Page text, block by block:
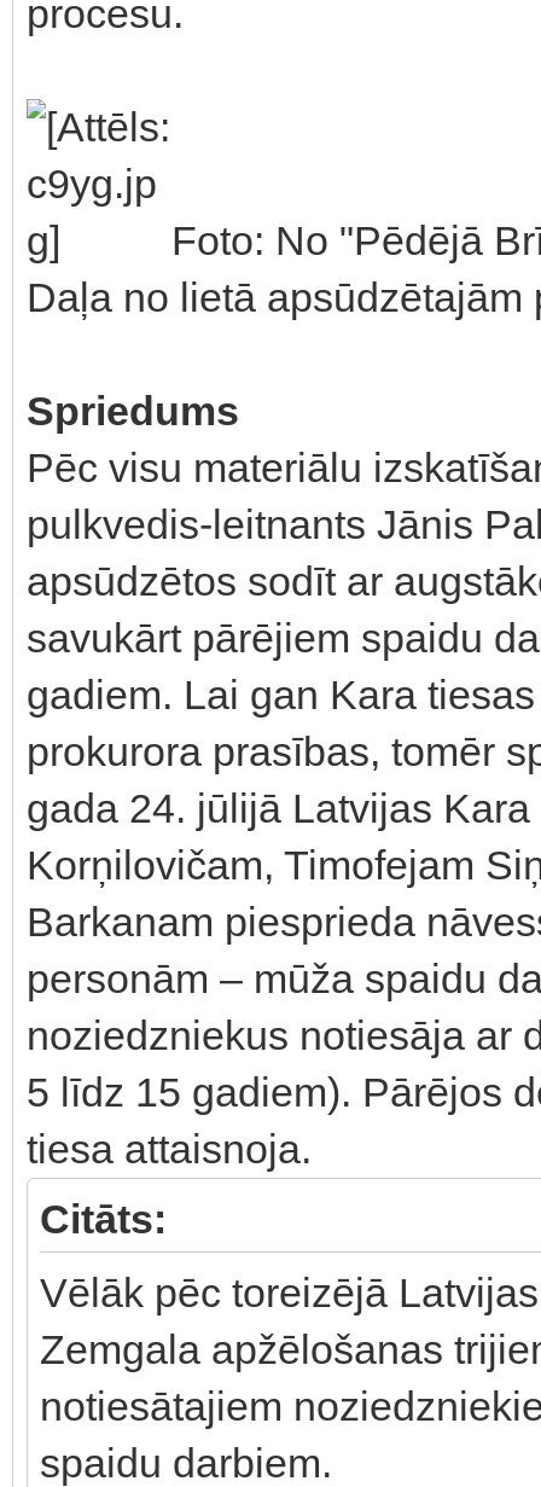
procesu.
Foto: No "Pēdējā
Daļa no lietā apsūdzētajām
Spriedums
Pēc visu materiālu
pulkvedis-leitnants Jānis
apsūdzētos sodīt ar
savukārt pārējiem spaidu
gadiem. Lai gan Kara
prokurora prasības, tomēr
gada 24. jūlijā Latvijas
Korņilovičam, Timofejam
Barkanam piesprieda
personām – mūža spaidu
noziedzniekus notiesāja ar
5 līdz 15 gadiem). Pārējos
tiesa attaisnoja.
Citāts:
Vēlāk pēc toreizējā
Zemgala apžēlošanas
notiesātajiem
spaidu darbiem.